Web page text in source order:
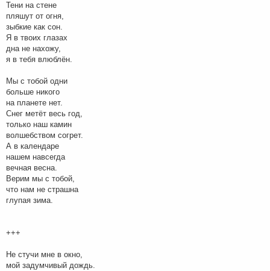
Тени на стене
пляшут от огня,
зыбкие как сон.
Я в твоих глазах
дна не нахожу,
я в тебя влюблён.
Мы с тобой одни
больше никого
на планете нет.
Снег метёт весь год,
только наш камин
волшебством согрет.
А в календаре
нашем навсегда
вечная весна.
Верим мы с тобой,
что нам не страшна
глупая зима.
+++
Не стучи мне в окно,
мой задумчивый дождь.